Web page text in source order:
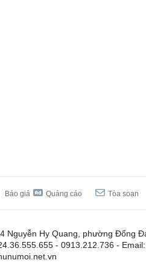
Báo giá Quảng cáo Tòa soạn
Nguyễn Hy Quang, phường Đống
- 0913.212.736 - Email: